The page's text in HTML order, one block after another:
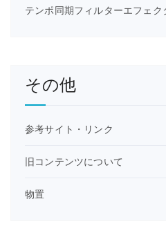
テンポ同期フィルターエフェ
その他
参考サイト・リンク
旧コンテンツについて
物置